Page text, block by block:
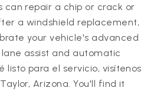
repair a chip or crack or
a windshield replacement,
your vehicle's advanced
assist and automatic
listo para el servicio, visítenos
Arizona. You'll find it